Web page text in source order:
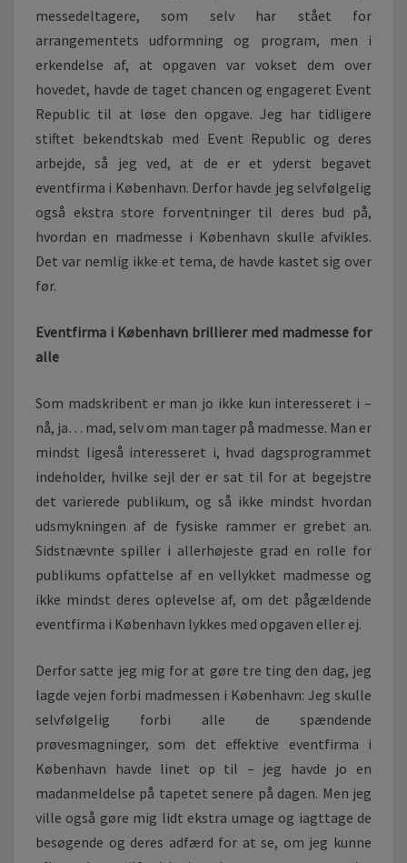
S
E
N
R
N
Y
E
U
L
I
N
S
H
J
D
E
R
messedeltagere, som selv har stået for
arrangementets udformning og program, men i
erkendelse af, at opgaven var vokset dem over
hovedet, havde de taget chancen og engageret Event
Republic til at løse den opgave. Jeg har tidligere
stiftet bekendtskab med Event Republic og deres
arbejde, så jeg ved, at de er et yderst begavet
eventfirma i København. Derfor havde jeg selvfølgelig
også ekstra store forventninger til deres bud på,
hvordan en madmesse i København skulle afvikles.
Det var nemlig ikke et tema, de havde kastet sig over
før.
Eventfirma i København brillierer med madmesse for
alle
Som madskribent er man jo ikke kun interesseret i –
nå, ja… mad, selv om man tager på madmesse. Man er
mindst ligeså interesseret i, hvad dagsprogrammet
indeholder, hvilke sejl der er sat til for at begejstre
det varierede publikum, og så ikke mindst hvordan
udsmykningen af de fysiske rammer er grebet an.
Sidstnævnte spiller i allerhøjeste grad en rolle for
publikums opfattelse af en vellykket madmesse og
ikke mindst deres oplevelse af, om det pågældende
eventfirma i København lykkes med opgaven eller ej.
Derfor satte jeg mig for at gøre tre ting den dag, jeg
lagde vejen forbi madmessen i København: Jeg skulle
selvfølgelig forbi alle de spændende
prøvesmagninger, som det effektive eventfirma i
København havde linet op til – jeg havde jo en
madanmeldelse på tapetet senere på dagen. Men jeg
ville også gøre mig lidt ekstra umage og iagttage de
besøgende og deres adfærd for at se, om jeg kunne